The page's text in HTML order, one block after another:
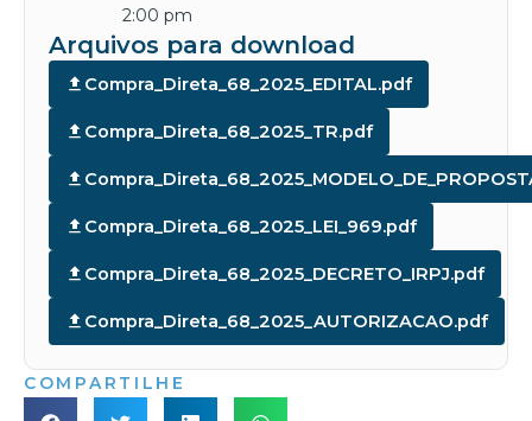
2:00 pm
Arquivos para download
Compra_Direta_68_2025_EDITAL.pdf
Compra_Direta_68_2025_TR.pdf
Compra_Direta_68_2025_LEI_969.pdf
Compra_Direta_68_2025_DECRETO_IRPJ.pdf
Compra_Direta_68_2025_AUTORIZACAO.pdf
COMPARTILHE